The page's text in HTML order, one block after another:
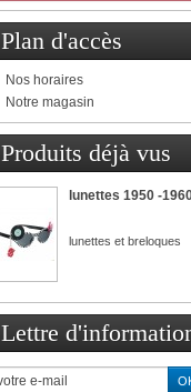
Plan d'accès
Nos horaires
Notre magasin
Produits déjà vus
lunettes 1950 -
lunettes et breloques
Lettre